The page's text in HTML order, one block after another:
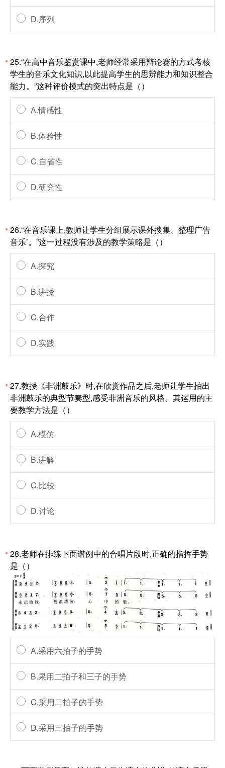
D.序列
*25.“在高中音乐鉴赏课中,老师经常采用辩论赛的方式考核
学生的音乐文化知识,以此提高学生的思辨能力和知识整合
能力。”这种评价模式的突出特点是（）
A.情感性
B.体验性
C.自省性
D.研究性
*26.“在音乐课上,教师让学生分组展示课外搜集、整理广告
音乐’。”这一过程没有涉及的教学策略是（）
A.探究
B.讲授
C.合作
D.实践
*27.教授《非洲鼓乐》时,在欣赏作品之后,老师让学生拍出
非洲鼓乐的典型节奏型,感受非洲音乐的风格。其运用的主
要教学方法是（）
A.模仿
B.讲解
C.比较
D.讨论
*28.老师在排练下面谱例中的合唱片段时,正确的指挥手势
是（）
A.采用六拍子的手势
B.果用二拍子和三子的手势
C.采用二拍子的手势
D.采用三拍子的手势